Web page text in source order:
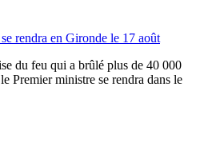
rendra en Gironde le 17 août
du feu qui a brûlé plus de 40 000
Premier ministre se rendra dans le